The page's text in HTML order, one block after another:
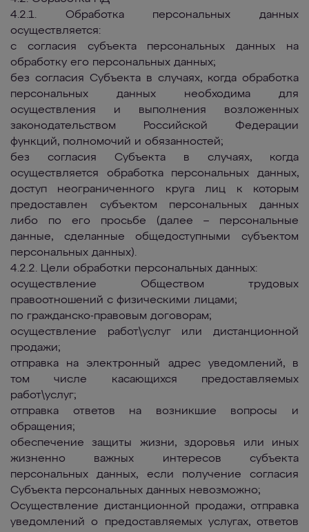
4.2.1. Обработка персональных данных
осуществляется:
с согласия субъекта персональных данных на
обработку его персональных данных;
без согласия Субъекта в случаях, когда обработка
персональных данных необходима для
осуществления и выполнения возложенных
законодательством Российской Федерации
функций, полномочий и обязанностей;
без согласия Субъекта в случаях, когда
осуществляется обработка персональных данных,
доступ неограниченного круга лиц к которым
предоставлен субъектом персональных данных
либо по его просьбе (далее – персональные
данные, сделанные общедоступными субъектом
персональных данных).
4.2.2. Цели обработки персональных данных:
осуществление Обществом трудовых
правоотношений с физическими лицами;
по гражданско-правовым договорам;
осуществление работ\услуг или дистанционной
продажи;
отправка на электронный адрес уведомлений, в
том числе касающихся предоставляемых
работ\услуг;
отправка ответов на возникшие вопросы и
обращения;
обеспечение защиты жизни, здоровья или иных
жизненно важных интересов субъекта
персональных данных, если получение согласия
Субъекта персональных данных невозможно;
Осуществление дистанционной продажи, отправка
уведомлений о предоставляемых услугах, ответов